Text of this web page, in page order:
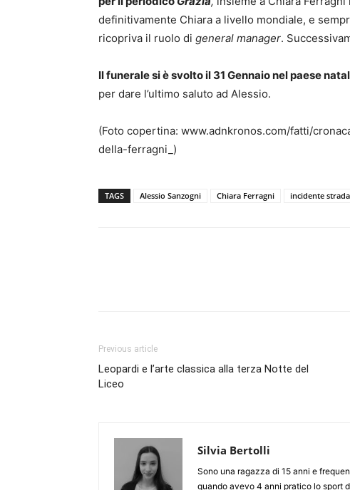
definitivamente Chiara a livello mondiale, e
ricopriva il ruolo di general manager.
Il funerale si è svolto il 31 Gennaio nel paese
per dare l’ultimo saluto ad Alessio.
(Foto copertina: www.adnkronos.com/fatti/
della-ferragni_)
TAGS Alessio Sanzogni Chiara Ferragni incidente
Previous article
Leopardi e l’arte classica alla terza Notte del
Liceo
Silvia Bertolli
Sono una ragazza di 15 anni e
quando avevo 4 anni pratico lo sport